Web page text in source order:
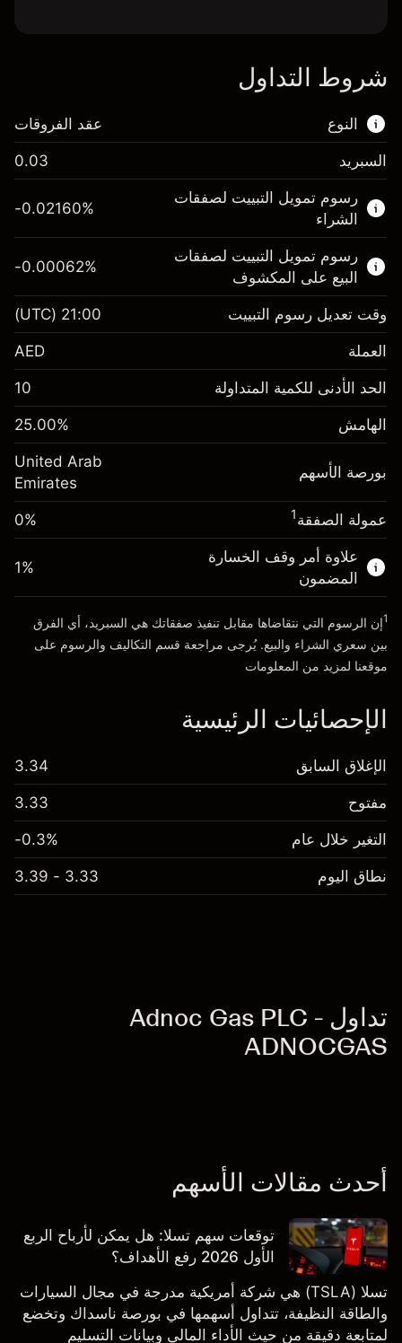
شروط التداول
النوع
هذا السوق المالي متاح للتداول من خلال عقود
الفروقات.
اعرف المزيد عن:
عقود الفروقات
عقد الفروقات
السبريد 0.03
رسوم تمويل التبييت لصفقات
الشراء
AED 1,000.00
رسوم التبييت
الرسوم من قيمة الصفقة
(-AED 0.86)
حجم الصفقة بالرافعة المالية ~AED 4,000.00
الأموال من الرافعة المالية ~ دولار
AED 3,000.00
انتقل إلى المنصة
-0.02160%
رسوم تمويل التبييت لصفقات
البيع على المكشوف
الهامش. استثمارك
AED 1,000.00
رسوم التبييت
الرسوم من قيمة الصفقة
الكاملة
-0.000622
(-AED 0.02)
حجم الصفقة بالرافعة المالية ~
الأموال من الرافعة المالية ~ دولار
-0.00062%
وقت تعديل رسوم التبييت 21:00
(UTC)
العملة AED
الحد الأدنى للكمية المتداولة 10
الهامش 25.00%
بورصة الأسهم
United Arab
Emirates
عمولة الصفقة1
0%
علاوة أمر وقف الخسارة
المضمون
1%
1إن الرسوم التي نتقاضاها مقابل تنفيذ صفقاتك هي السبريد، أي الفرق
بين سعري الشراء والبيع. يُرجى مراجعة قسم التكاليف والرسوم على
موقعنا لمزيد من المعلومات
الإحصائيات الرئيسية
الإغلاق السابق 3.34
مفتوح 3.33
التغير خلال عام -0.3%
نطاق اليوم 3.33 - 3.39
تداول Adnoc Gas PLC -
ADNOCGAS
أحدث مقالات الأسهم
توقعات سهم تسلا: هل يمكن لأرباح الربع
الأول 2026 رفع الأهداف؟
تسلا (TSLA) هي شركة أمريكية مدرجة في مجال السيارات
والطاقة النظيفة، تتداول أسهمها في بورصة ناسداك وتخضع
لمتابعة دقيقة من حيث الأداء المالي وبيانات التسليم